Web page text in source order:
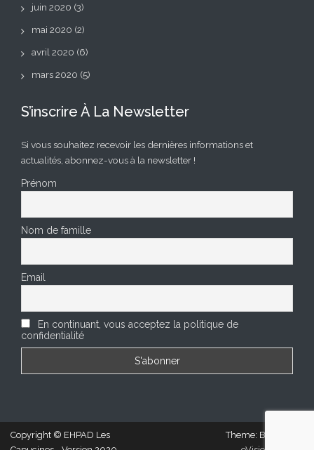
juin 2020 (3)
mai 2020 (2)
avril 2020 (6)
mars 2020 (5)
S’inscrire À La Newsletter
Si vous souhaitez recevoir les dernières informations et
actualités, abonnez-vous à la newsletter !
Prénom
Nom de famille
Email
En continuant, vous acceptez la politique de
confidentialité
Copyright © EHPAD Les
Theme: BizCare by